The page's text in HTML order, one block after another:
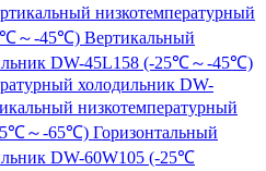
низкотемпературный
～-45℃) Вертикальный
DW-45L158 (-25℃～-45℃)
холодильник DW-
низкотемпературный
～-65℃) Горизонтальный
DW-60W105 (-25℃